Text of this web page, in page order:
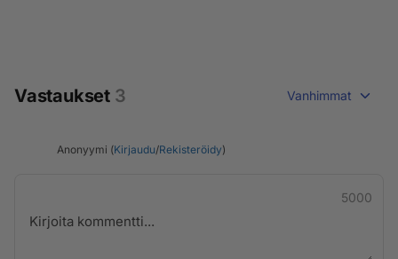
Vastaukset 3 Vanhimmat
Anonyymi (Kirjaudu/Rekisteröidy)
5000